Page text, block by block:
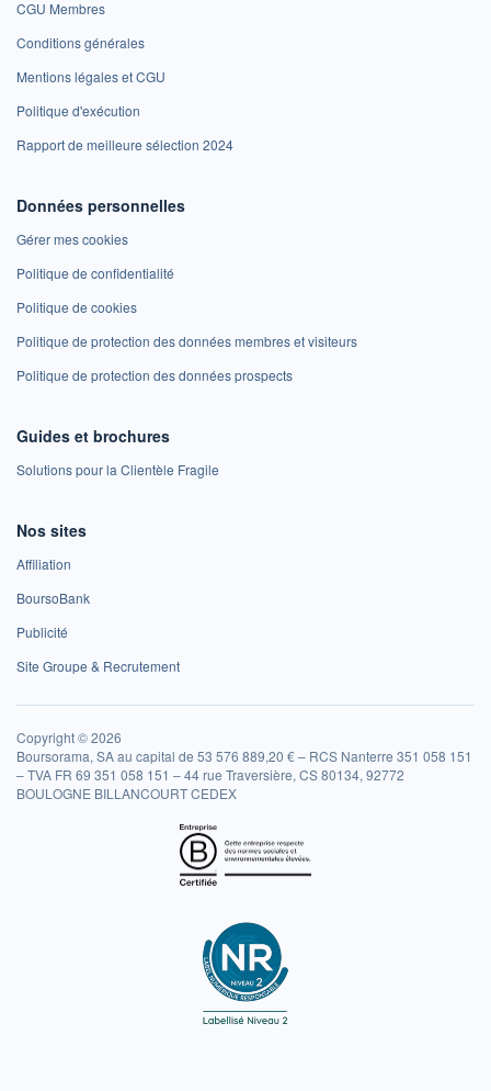
CGU Membres
Conditions générales
Mentions légales et CGU
Politique d'exécution
Rapport de meilleure sélection 2024
Données personnelles
Gérer mes cookies
Politique de confidentialité
Politique de cookies
Politique de protection des données membres et visiteurs
Politique de protection des données prospects
Guides et brochures
Solutions pour la Clientèle Fragile
Nos sites
Affiliation
BoursoBank
Publicité
Site Groupe & Recrutement
Copyright © 2026
Boursorama, SA au capital de 53 576 889,20 € – RCS Nanterre 351 058 151
– TVA FR 69 351 058 151 – 44 rue Traversière, CS 80134, 92772
BOULOGNE BILLANCOURT CEDEX